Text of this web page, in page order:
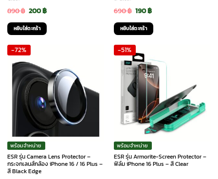
890฿ Original
price
was:
200฿Current
price
หยิบใส่ตะกร้า
690฿ Original
price
was:
690 ฿.
190฿Current
price
is:
หยิบใส่ตะกร้า
-72%
พร้อมจำหน่าย
ESR รุ่น Camera Lens Protector –
กระจกเลนส์กล้อง iPhone 16 / 16 Plus –
สี Black Edge
-51%
พร้อมจำหน่าย
ESR รุ่น Armorite-Screen Protector –
ฟิล์ม iPhone 16 Plus – สี Clear